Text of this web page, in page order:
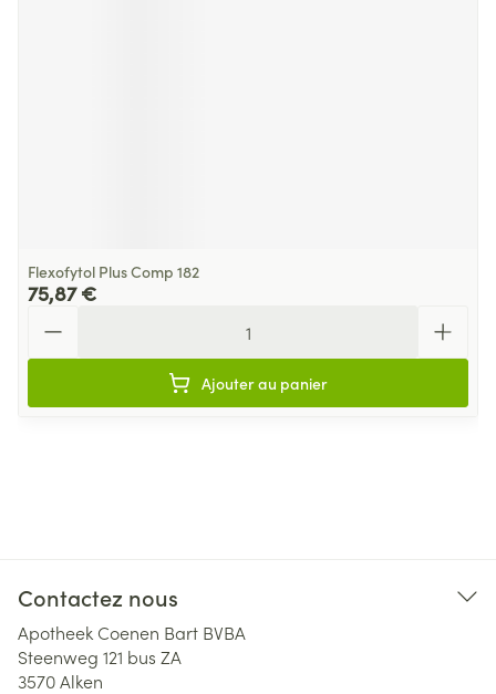
Flexofytol Plus Comp 182
75,87 €
Ajouter au panier
Contactez nous
Apotheek Coenen Bart BVBA
Steenweg 121 bus ZA
3570Alken